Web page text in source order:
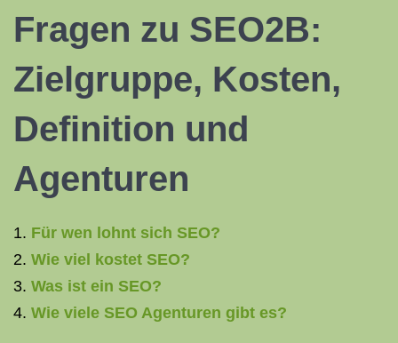
Fragen zu SEO2B:
Zielgruppe, Kosten,
Definition und
Agenturen
Für wen lohnt sich SEO?
Wie viel kostet SEO?
Was ist ein SEO?
Wie viele SEO Agenturen gibt es?